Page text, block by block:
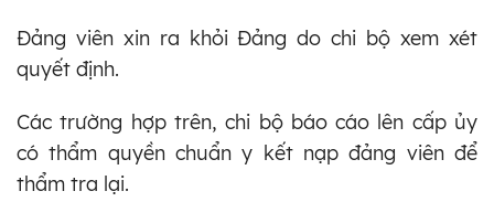
Đảng viên xin ra khỏi Đảng do chi bộ xem xét
quyết định.
Các trường hợp trên, chi bộ báo cáo lên cấp ủy
có thẩm quyền chuẩn y kết nạp đảng viên để
thẩm tra lại.